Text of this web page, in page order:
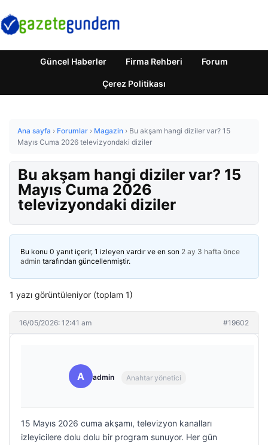
Güncel Haberler Firma Rehberi Forum
Çerez Politikası
Ana sayfa › Forumlar › Magazin › Bu akşam hangi diziler var? 15
Mayıs Cuma 2026 televizyondaki diziler
Bu akşam hangi diziler var? 15
Mayıs Cuma 2026
televizyondaki diziler
Bu konu 0 yanıt içerir, 1 izleyen vardır ve en son 2 ay 3 hafta önce
admin tarafından güncellenmiştir.
1 yazı görüntüleniyor (toplam 1)
16/05/2026: 12:41 am #19602
A admin Anahtar yönetici
15 Mayıs 2026 cuma akşamı, televizyon kanalları
izleyicilere dolu dolu bir program sunuyor. Her gün